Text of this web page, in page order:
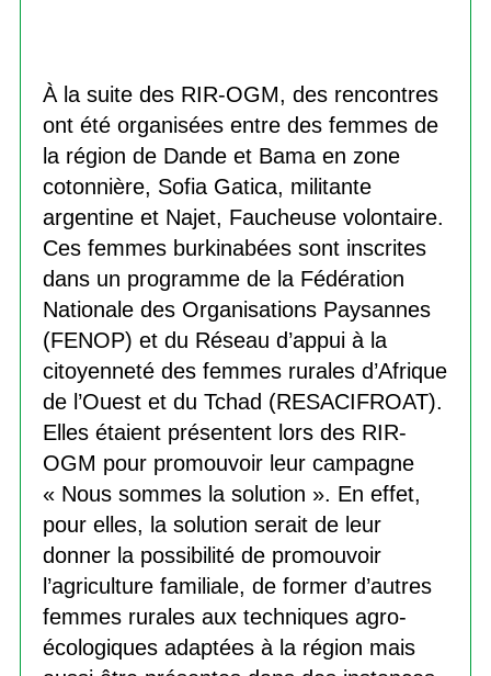
À la suite des RIR-OGM, des rencontres
ont été organisées entre des femmes de
la région de Dande et Bama en zone
cotonnière, Sofia Gatica, militante
argentine et Najet, Faucheuse volontaire.
Ces femmes burkinabées sont inscrites
dans un programme de la Fédération
Nationale des Organisations Paysannes
(FENOP) et du Réseau d’appui à la
citoyenneté des femmes rurales d’Afrique
de l’Ouest et du Tchad (RESACIFROAT).
Elles étaient présentent lors des RIR-
OGM pour promouvoir leur campagne
« Nous sommes la solution ». En effet,
pour elles, la solution serait de leur
donner la possibilité de promouvoir
l’agriculture familiale, de former d’autres
femmes rurales aux techniques agro-
écologiques adaptées à la région mais